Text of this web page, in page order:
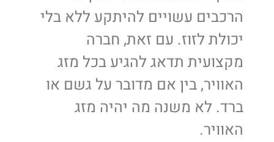
הרכבים עשויים להיתקע ללא בלי
יכולת לזוז. עם זאת, חברה
מקצועית תדאג להגיע בכל מזג
האוויר, בין אם מדובר על גשם או
ברד. לא משנה מה יהיה מזג
האוויר.